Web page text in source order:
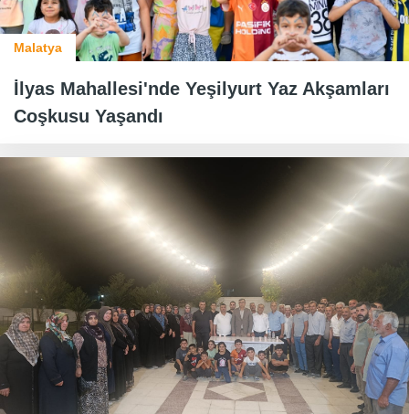
Malatya
İlyas Mahallesi'nde Yeşilyurt Yaz Akşamları
Coşkusu Yaşandı